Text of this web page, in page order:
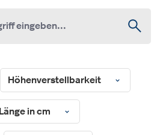
Höhenverstellbarkeit
Länge in cm